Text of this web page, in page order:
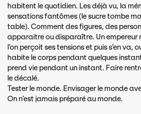
habitent le quotidien. Les déjà vu, la
sensations fantômes (le sucre tombe
table). Comment des figures, des
apparaitre ou disparaître. Un empereur
l’on perçoit ses tensions et puis s’en va,
habite le corps pendant quelques
prend vie pendant un instant. Faire
le décalé.
Tester le monde. Envisager le monde
On n’est jamais préparé au monde.